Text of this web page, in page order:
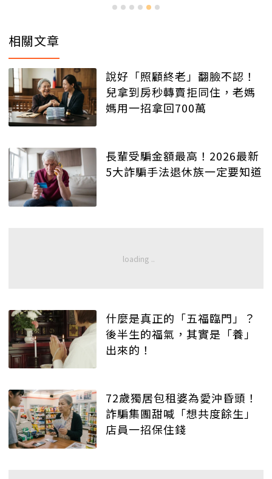
相關文章
說好「照顧終老」翻臉不認！
兒拿到房秒轉賣拒同住，老媽
媽用一招拿回700萬
長輩受騙金額最高！2026最新
5大詐騙手法退休族一定要知道
什麼是真正的「五福臨門」？
後半生的福氣，其實是「養」
出來的！
72歲獨居包租婆為愛沖昏頭！
詐騙集團甜喊「想共度餘生」
店員一招保住錢